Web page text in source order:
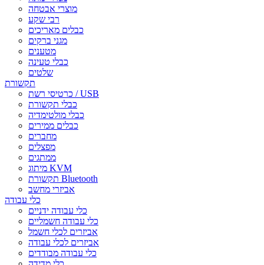
מוצרי אבטחה
רבי שקע
כבלים מאריכים
מגני ברקים
מטענים
כבלי טעינה
שלטים
תקשורת
כרטיסי רשת / USB
כבלי תקשורת
כבלי מולטימדיה
כבלים ממירים
מחברים
מפצלים
ממתגים
מיתוג KVM
תקשורת Bluetooth
אביזרי מחשב
כלי עבודה
כלי עבודה ידניים
כלי עבודה חשמליים
אביזרים לכלי חשמל
אביזרים לכלי עבודה
כלי עבודה מבודדים